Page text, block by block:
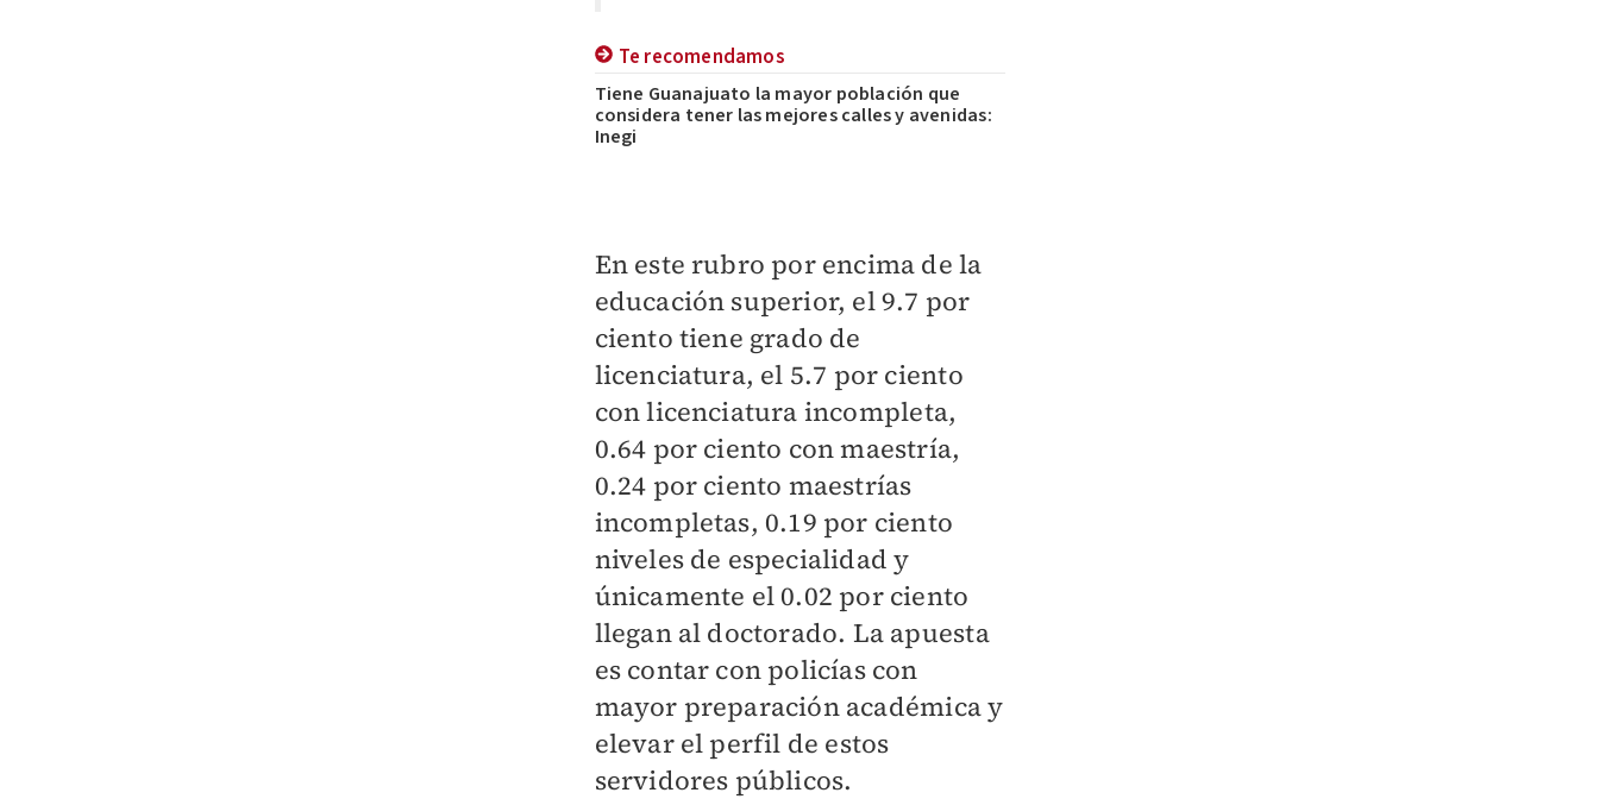
Te recomendamos
Tiene Guanajuato la mayor población que
considera tener las mejores calles y avenidas:
Inegi
En este rubro por encima de la
educación superior, el 9.7 por
ciento tiene grado de
licenciatura, el 5.7 por ciento
con licenciatura incompleta,
0.64 por ciento con maestría,
0.24 por ciento maestrías
incompletas, 0.19 por ciento
niveles de especialidad y
únicamente el 0.02 por ciento
llegan al doctorado. La apuesta
es contar con policías con
mayor preparación académica y
elevar el perfil de estos
servidores públicos.